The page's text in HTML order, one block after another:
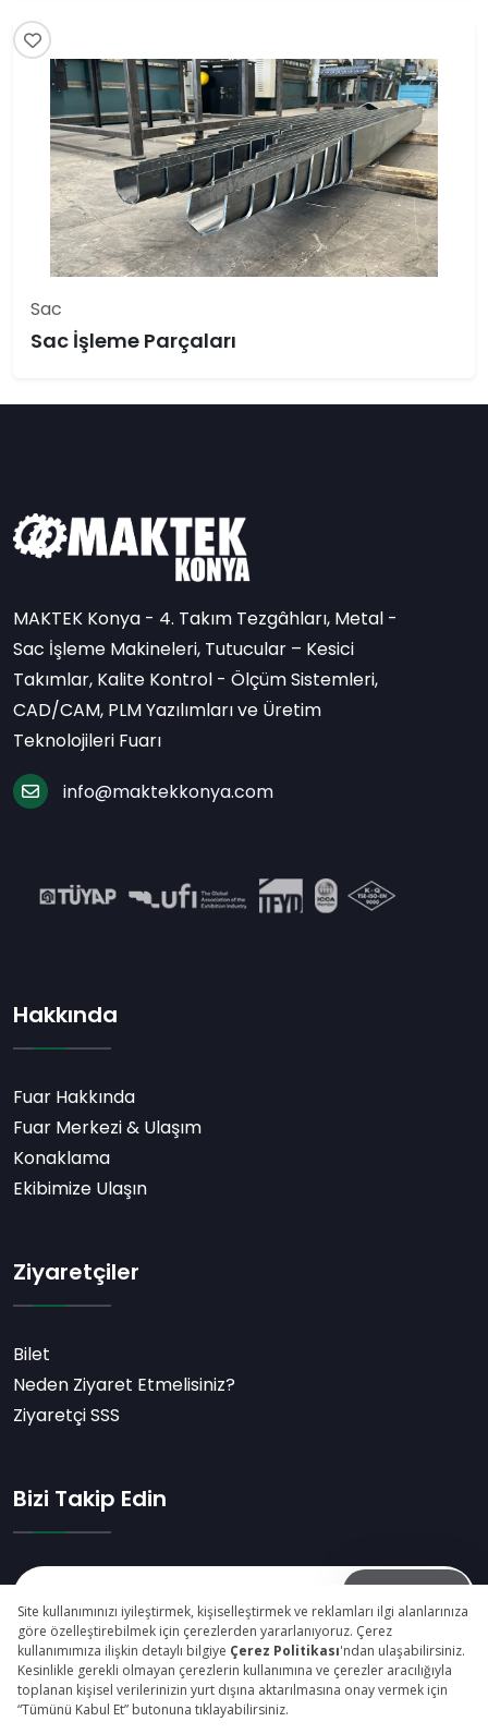
Sac
Sac İşleme Parçaları
MAKTEK Konya - 4. Takım Tezgâhları, Metal -
Sac İşleme Makineleri, Tutucular – Kesici
Takımlar, Kalite Kontrol - Ölçüm Sistemleri,
CAD/CAM, PLM Yazılımları ve Üretim
Teknolojileri Fuarı
info@maktekkonya.com
Hakkında
Fuar Hakkında
Fuar Merkezi & Ulaşım
Konaklama
Ekibimize Ulaşın
Ziyaretçiler
Bilet
Neden Ziyaret Etmelisiniz?
Ziyaretçi SSS
Bizi Takip Edin